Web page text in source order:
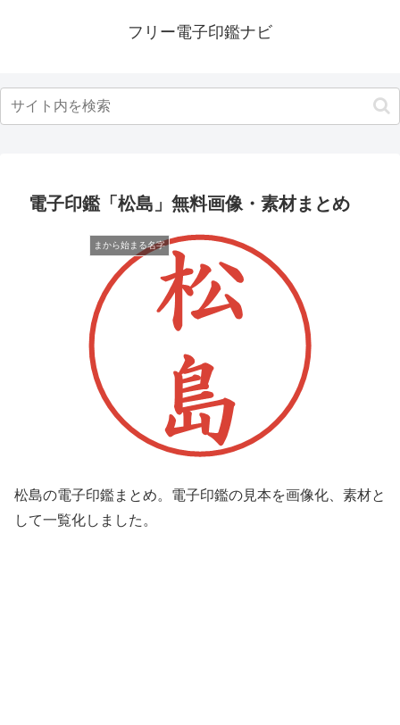
フリー電子印鑑ナビ
電子印鑑「松島」無料画像・素材まとめ
まから始まる名字
松島の電子印鑑まとめ。電子印鑑の見本を画像化、素材と
して一覧化しました。